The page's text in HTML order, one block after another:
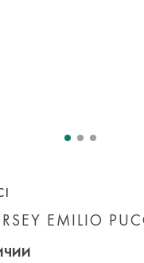
EMILIO